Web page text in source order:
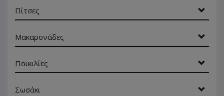
Πίτσες
Μακαρονάδες
Ποικιλίες
Σωσάκι